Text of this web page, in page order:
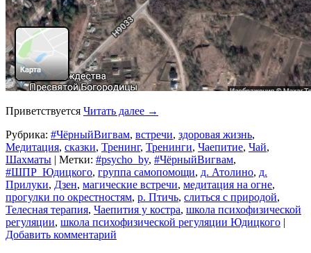
Приветствуется Читать далее →
Рубрика: #ЧёрныйВигвам, встречи, здоровая жизнь,
Медитация, сказки, Тренинг, Тренинги, Чаепитие, Чай,
Шахматы | Метки: #psycho_by, #ЧёрныйВигвам,
#ШПР_Юдицкого, группа самопомощи, д. Атолино, д.
Прилуки, Дзен, магические встречи, медитация на огне,
прогулки по окрестностям, р. Птичь, слиться с природой,
Телесная терапия, Чаепития у костра, школа психофизической
регуляции, школа психофизической регуляции Юдицкого |
Добавить комментарий